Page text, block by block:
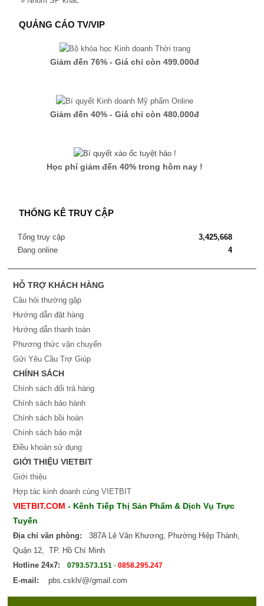
QUẢNG CÁO TV/VIP
Giảm đến 76% - Giá chỉ còn 499.000đ
Giảm đến 40% - Giá chỉ còn 480.000đ
Học phí giảm đến 40% trong hôm nay !
THỐNG KÊ TRUY CẬP
Tổng truy cập
3,425,668
Đang online
4
HỖ TRỢ KHÁCH HÀNG
Câu hỏi thường gặp
Hướng dẫn đặt hàng
Hướng dẫn thanh toán
Phương thức vận chuyển
Gửi Yêu Cầu Trợ Giúp
CHÍNH SÁCH
Chính sách đổi trả hàng
Chính sách bảo hành
Chính sách bồi hoàn
Chính sách bảo mật
Điều khoản sử dụng
GIỚI THIỆU VIETBIT
Giới thiệu
Hợp tác kinh doanh cùng VIETBIT
VIETBIT.COM - Kênh Tiếp Thị Sản Phẩm & Dịch Vụ Trực
Tuyến
Địa chỉ văn phòng: 387A Lê Văn Khương, Phường Hiệp Thành,
Quận 12, TP. Hồ Chí Minh
Hotline 24x7:
0793.573.151- 0858.295.247
E-mail: pbs.cskh/@/gmail.com